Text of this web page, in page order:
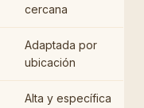
cercana
Adaptada por
ubicación
Alta y específica